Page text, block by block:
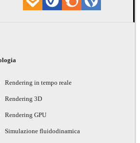
Rendering in tempo reale
Rendering 3D
Rendering GPU
Simulazione fluidodinamica